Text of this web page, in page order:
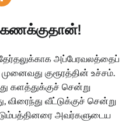
அப்பேரவலத்தைப்
குரூரத்தின் உச்சம்.
களத்துக்குச் சென்று
விரைந்து வீட்டுக்குச் சென்று
அவர்களுடைய